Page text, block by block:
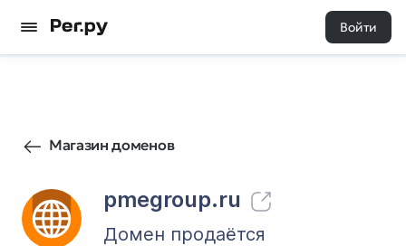
Войти
Магазин доменов
pmegroup.ru
0 0
Домен продаётся